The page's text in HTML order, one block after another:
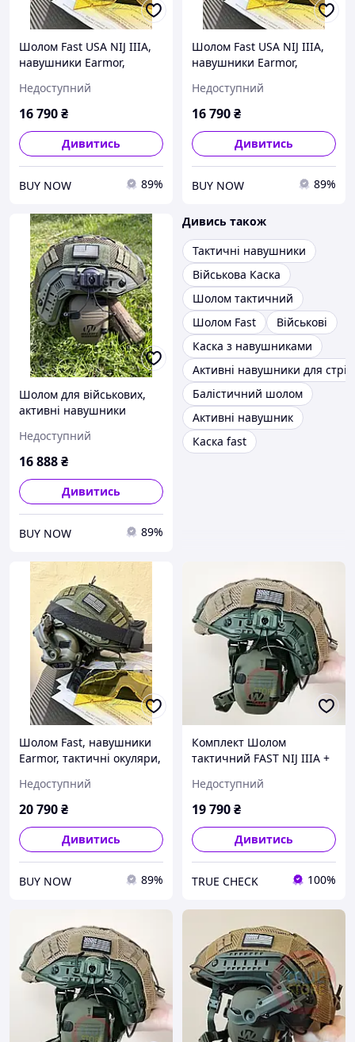
Шолом Fast USA NIJ IIIA,
навушники Earmor,
адаптери для навушників
чебурашки
Недоступний
16 790₴
Дивитись
BUY NOW 89%
Шолом Fast USA NIJ IIIA,
навушники Earmor,
адаптери для навушників
чебурашки
Недоступний
16 790₴
Дивитись
BUY NOW 89%
Шолом для військових,
активні навушники
з планкою пикатіні
Недоступний
16 888₴
Дивитись
BUY NOW 89%
Дивись також
Тактичні навушники
Військова Каска
Шолом тактичний
Шолом Fast
Військові
Каска з навушниками
Активні навушники для
Балістичний шолом
Активні навушник
Каска fast
Шолом Fast, навушники
Earmor, тактичні окуляри,
чебурашки (USA)
Недоступний
20 790₴
Дивитись
BUY NOW 89%
Комплект Шолом
тактичний FAST NIJ IIIA +
навушники Walkers razor
+ Кріплення
Недоступний
19 790₴
Дивитись
TRUE CHECK 100%